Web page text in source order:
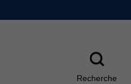
Recherche